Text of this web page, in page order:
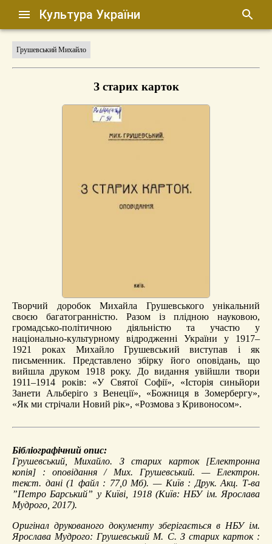
Культура України
Грушевський Михайло
З старих карток
Творчий доробок Михайла Грушевського унікальний
своєю багатогранністю. Разом із плідною науковою,
громадсько-політичною діяльністю та участю у
національно-культурному відродженні України у 1917–
1921 роках Михайло Грушевський виступав і як
письменник. Представлено збірку його оповідань, що
вийшла друком 1918 року. До видання увійшли твори
1911–1914 років: «У Святої Софії», «Історія синьйори
Занети Альберіго з Венеції», «Божниця в Зомербергу»,
«Як ми стрічали Новий рік», «Розмова з Кривоносом».
Бібліографічний опис:
Грушевський, Михайло. З старих карток[Електронна
копія] : оповідання / Мих. Грушевський. — Електрон.
текст. дані (1 файл : 77,0 Мб). — Київ : Друк. Акц. Т-ва
”Петро Барський” у Київі, 1918 (Київ: НБУ ім. Ярослава
Мудрого, 2017).
Оригінал друкованого документу зберігається в НБУ ім.
Ярослава Мудрого: Грушевський М. С. З старих карток :